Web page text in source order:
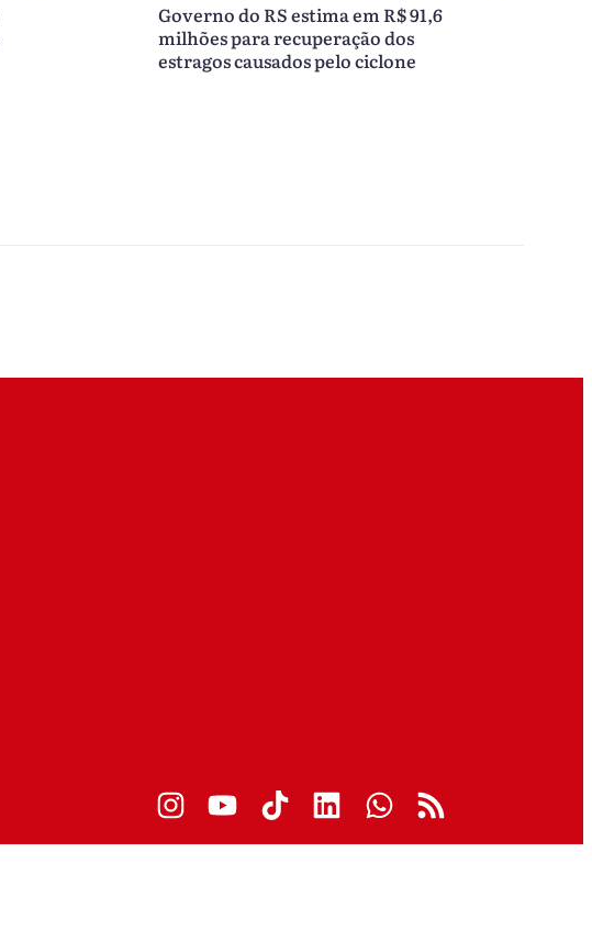
Governo do RS estima em R$ 91,6
milhões para recuperação dos
estragos causados pelo ciclone